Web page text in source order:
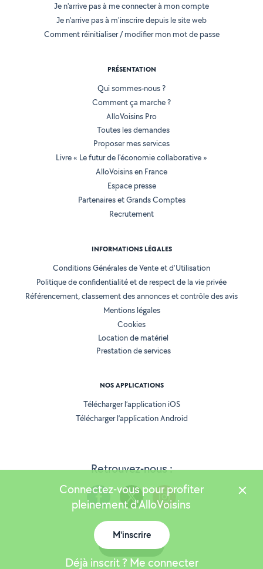
Retrouvez-nous :
Je n'arrive pas à me connecter à mon compte
Je n'arrive pas à m'inscrire depuis le site web
Comment réinitialiser / modifier mon mot de passe
PRÉSENTATION
Qui sommes-nous ?
Comment ça marche ?
AlloVoisins Pro
Toutes les demandes
Proposer mes services
Livre « Le futur de l'économie collaborative »
AlloVoisins en France
Espace presse
Partenaires et Grands Comptes
Recrutement
INFORMATIONS LÉGALES
Conditions Générales de Vente et d'Utilisation
Politique de confidentialité et de respect de la vie privée
Référencement, classement des annonces et contrôle des avis
Mentions légales
Cookies
Location de matériel
Prestation de services
NOS APPLICATIONS
Télécharger l’application iOS
Télécharger l’application Android
Version 25.5.3
Connectez-vous pour profiter
pleinement d'AlloVoisins
M'inscrire
Déjà inscrit ? Me connecter